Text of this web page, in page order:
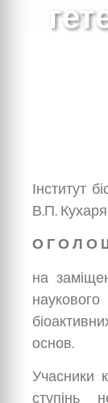
Інститут
В.П.
О Г О Л О
на
основ.
Учасники
ступінь